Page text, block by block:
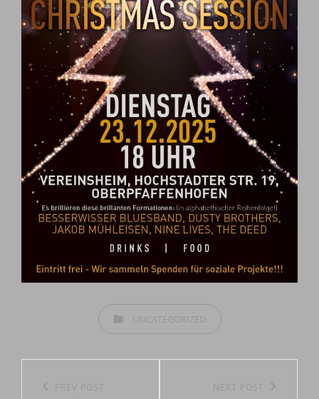
CATEGORIESUNCATEGORIZED
Previous
PREV POST
NEXT POST